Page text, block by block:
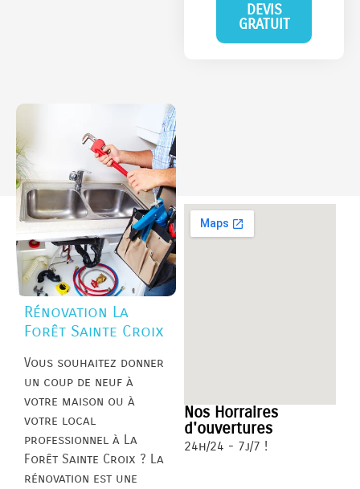
DEVIS
GRATUIT
Rénovation La
Forêt Sainte Croix
Vous souhaitez donner
un coup de neuf à
votre maison ou à
votre local
professionnel à La
Forêt Sainte Croix ? La
rénovation est une
Nos Horraires
d'ouvertures
24h/24 - 7j/7 !